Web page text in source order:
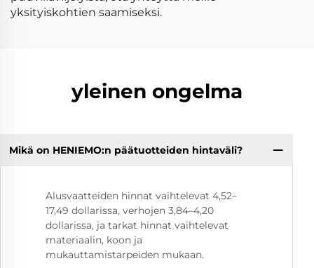
yksityiskohtien saamiseksi.
yleinen ongelma
Mikä on HENIEMO:n päätuotteiden hintaväli?
Alusvaatteiden hinnat vaihtelevat 4,52–
17,49 dollarissa, verhojen 3,84–4,20
dollarissa, ja tarkat hinnat vaihtelevat
materiaalin, koon ja
mukauttamistarpeiden mukaan.